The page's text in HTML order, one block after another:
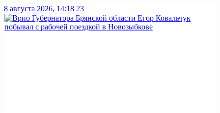
8 августа 2026, 14:18 23